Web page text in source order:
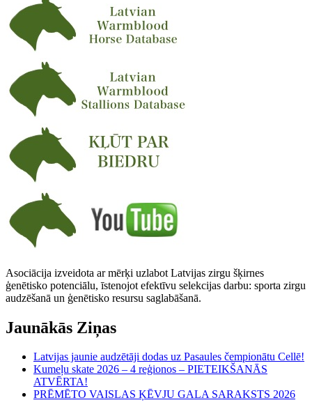
Asociācija izveidota ar mērķi uzlabot Latvijas zirgu šķirnes
ģenētisko potenciālu, īstenojot efektīvu selekcijas darbu: sporta zirgu
audzēšanā un ģenētisko resursu saglabāšanā.
Jaunākās Ziņas
Latvijas jaunie audzētāji dodas uz Pasaules čempionātu Cellē!
Kumeļu skate 2026 – 4 reģionos – PIETEIKŠANĀS
ATVĒRTA!
PRĒMĒTO VAISLAS ĶĒVJU GALA SARAKSTS 2026